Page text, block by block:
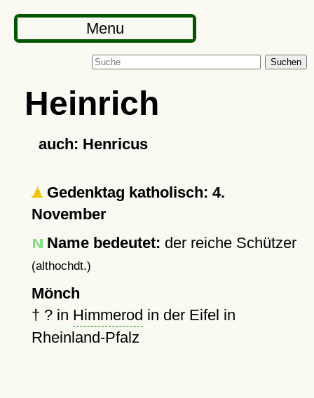
Menu
Suchen
Heinrich
auch: Henricus
Gedenktag katholisch: 4.
November
Name bedeutet: der reiche Schützer
(althochdt.)
Mönch
† ?in Himmerod in der Eifel in
Rheinland-Pfalz